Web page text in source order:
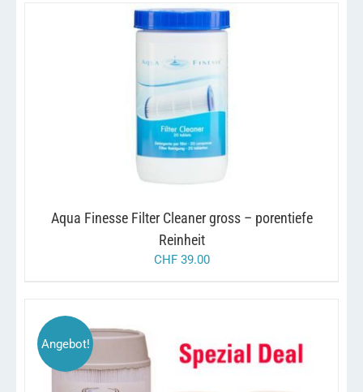
IN DEN WARENKORB /
Aqua Finesse Filter Cleaner gross – porentiefe
Reinheit
CHF39.00
Angebot!